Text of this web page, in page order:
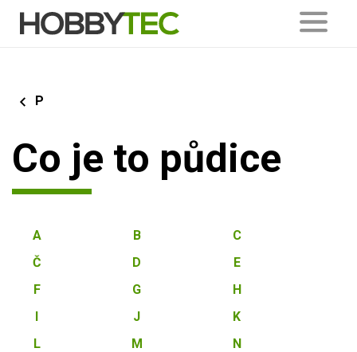
P
Co je to půdice
A B
C
Č
D
E
F
G
H
I
J
K
L
M
N